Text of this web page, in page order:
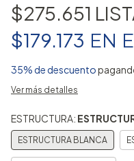
$275.651
$179.173 EN
35% de descuento
Ver más detalles
ESTRUCTURA:
ESTRUCTURA BLANCA